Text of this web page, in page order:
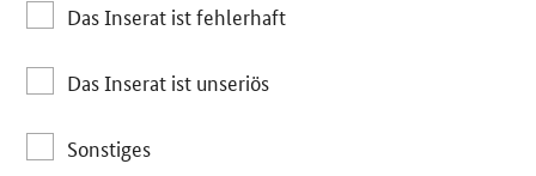
Das Inserat ist fehlerhaft
Das Inserat ist unseriös
Sonstiges